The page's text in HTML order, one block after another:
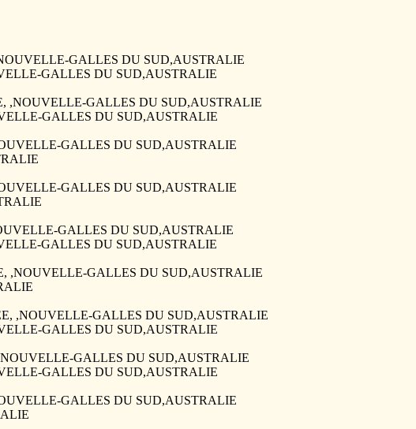
GALLES DU SUD,AUSTRALIE
GALLES DU SUD,AUSTRALIE
,NOUVELLE-GALLES DU SUD,AUSTRALIE
GALLES DU SUD,AUSTRALIE
GALLES DU SUD,AUSTRALIE
GALLES DU SUD,AUSTRALIE
GALLES DU SUD,AUSTRALIE
GALLES DU SUD,AUSTRALIE
,NOUVELLE-GALLES DU SUD,AUSTRALIE
,NOUVELLE-GALLES DU SUD,AUSTRALIE
GALLES DU SUD,AUSTRALIE
,NOUVELLE-GALLES DU SUD,AUSTRALIE
GALLES DU SUD,AUSTRALIE
GALLES DU SUD,AUSTRALIE